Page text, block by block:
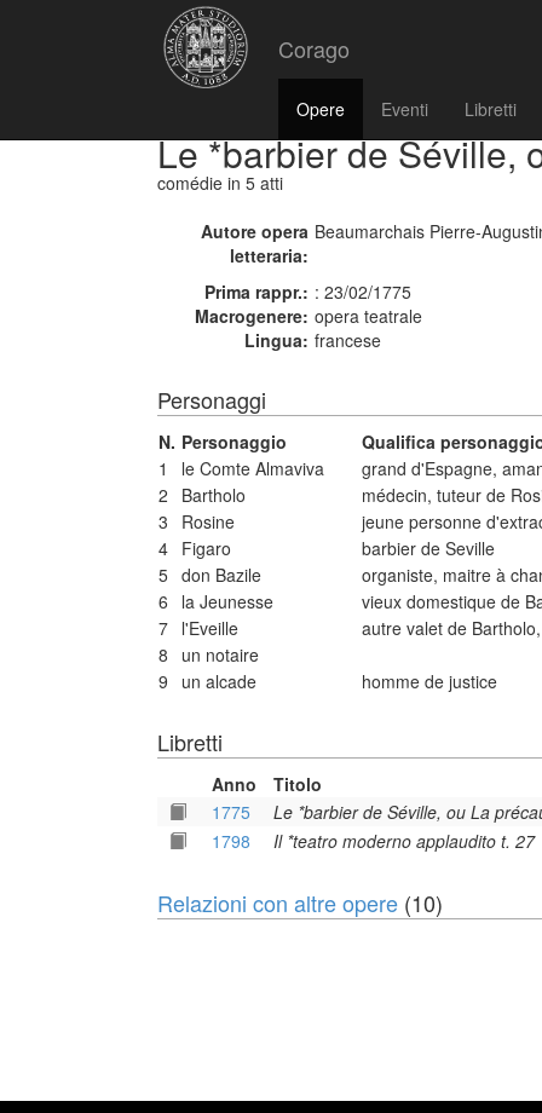
Corago
Opere Eventi Libretti
Le *barbier de Séville,
comédie in 5 atti
Autore opera
letteraria:
Beaumarchais Pierre-
Prima rappr.: : 23/02/1775
Macrogenere: opera teatrale
Lingua: francese
Personaggi
N. Personaggio
Qualifica
1
le Comte Almaviva
grand d'Espagne,
2
Bartholo
médecin, tuteur de
3
Rosine
jeune personne
4 Figaro
barbier de Seville
5 don Bazile
organiste, maitre à
6
la Jeunesse
vieux domestique de
7 l'Eveille
autre valet de
8
un notaire
9
un alcade homme de justice
Libretti
Anno
Titolo
1775
Le *barbier de Séville, ou La
1798
Il *teatro moderno applaudito t. 27
Relazioni con altre opere (10)